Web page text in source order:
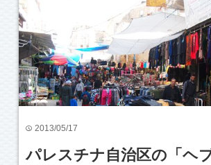
time 2013/05/17
パレスチナ自治区の「ヘ